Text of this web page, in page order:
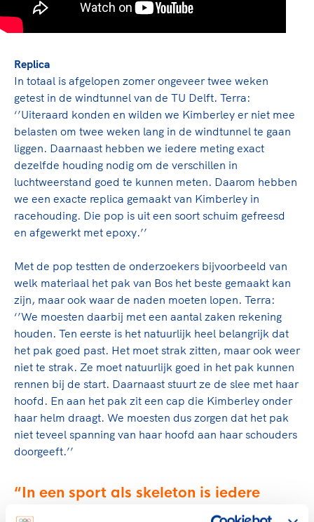
Replica
In totaal is afgelopen zomer ongeveer twee weken
getest in de windtunnel van de TU Delft. Terra:
‘’Uiteraard konden en wilden we Kimberley er niet mee
belasten om twee weken lang in de windtunnel te gaan
liggen. Daarnaast hebben we iedere meting exact
dezelfde houding nodig om de verschillen in
luchtweerstand goed te kunnen meten. Daarom hebben
we een exacte replica gemaakt van Kimberley in
racehouding. Die pop is uit een soort schuim gefreesd
en afgewerkt met epoxy.’’
Met de pop testten de onderzoekers bijvoorbeeld van
welk materiaal het pak van Bos het beste gemaakt kan
zijn, maar ook waar de naden moeten lopen. Terra:
‘’We moesten daarbij met een aantal zaken rekening
houden. Ten eerste is het natuurlijk heel belangrijk dat
het pak goed past. Het moet strak zitten, maar ook weer
niet te strak. Ze moet natuurlijk goed in het pak kunnen
rennen bij de start. Daarnaast stuurt ze de slee met haar
hoofd. En aan het pak zit een cap die Kimberley onder
haar helm draagt. We moesten dus zorgen dat het pak
niet teveel spanning van haar hoofd aan haar schouders
doorgeeft.’’
In een sport als skeleton is iedere
honderdste van een seconde heel veel